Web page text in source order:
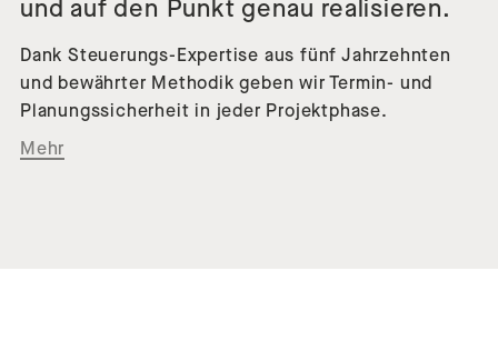
und auf den Punkt genau realisieren.
Dank Steuerungs-Expertise aus fünf Jahrzehnten
und bewährter Methodik geben wir Termin- und
Planungssicherheit in jeder Projektphase.
Mehr